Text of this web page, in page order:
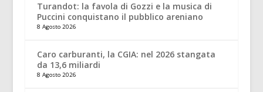
Turandot: la favola di Gozzi e la musica di
Puccini conquistano il pubblico areniano
8 Agosto 2026
Caro carburanti, la CGIA: nel 2026 stangata
da 13,6 miliardi
8 Agosto 2026